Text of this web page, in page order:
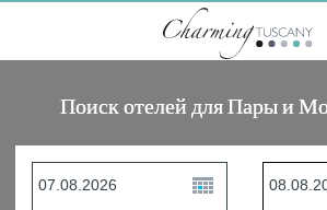
Поиск отелей для Пары и